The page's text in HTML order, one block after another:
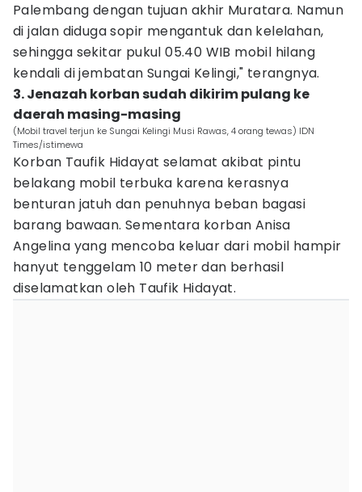
Palembang dengan tujuan akhir Muratara. Namun
di jalan diduga sopir mengantuk dan kelelahan,
sehingga sekitar pukul 05.40 WIB mobil hilang
kendali di jembatan Sungai Kelingi," terangnya.
3. Jenazah korban sudah dikirim pulang ke
daerah masing-masing
(Mobil travel terjun ke Sungai Kelingi Musi Rawas, 4 orang tewas) IDN
Times/istimewa
Korban Taufik Hidayat selamat akibat pintu
belakang mobil terbuka karena kerasnya
benturan jatuh dan penuhnya beban bagasi
barang bawaan. Sementara korban Anisa
Angelina yang mencoba keluar dari mobil hampir
hanyut tenggelam 10 meter dan berhasil
diselamatkan oleh Taufik Hidayat.